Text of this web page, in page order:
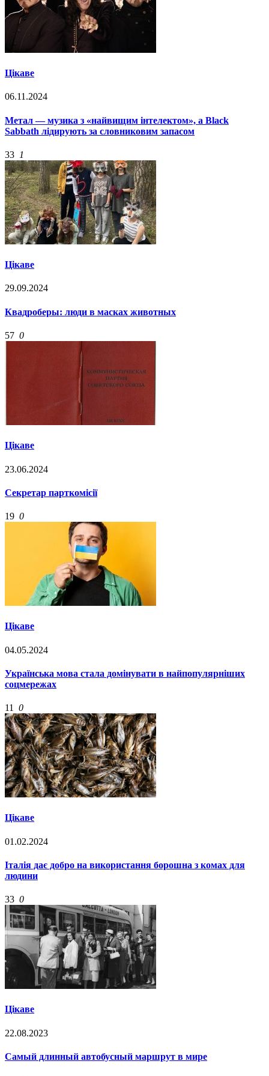
Цікаве
06.11.2024
Метал — музика з «найвищим інтелектом», а Black
Sabbath лідирують за словниковим запасом
33 1
Цікаве
29.09.2024
Квадроберы: люди в масках животных
57 0
Цікаве
23.06.2024
Cекретар парткомісії
19 0
Цікаве
04.05.2024
Українська мова стала домінувати в найпопулярніших
соцмережах
11 0
Цікаве
01.02.2024
Італія дає добро на використання борошна з комах для
людини
33 0
Цікаве
22.08.2023
Самый длинный автобусный маршрут в мире